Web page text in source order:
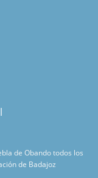
de Obando todos los
de Badajoz